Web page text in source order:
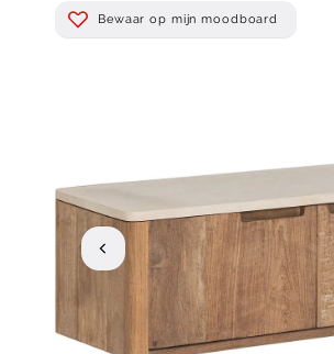
Bewaar op mijn moodboard